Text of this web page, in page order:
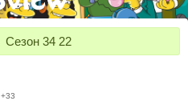
Сезон 34 22
+33